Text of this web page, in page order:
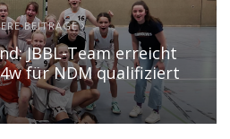
BEITRÄGE
JBBL-Team erreicht
für NDM qualifiziert